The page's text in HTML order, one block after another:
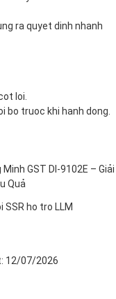
ra quyet dinh nhanh
loi.
bo truoc khi hanh dong.
GST DI-9102E – Giải
Quả
SSR ho tro LLM
12/07/2026